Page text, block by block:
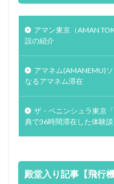
アマン東京（AMAN
設の紹介
アマネム(AMANEMU)
なるアマネム滞在
ザ・ペニンシュラ東京
典で36時間滞在した体験談
殿堂入り記事【飛行機